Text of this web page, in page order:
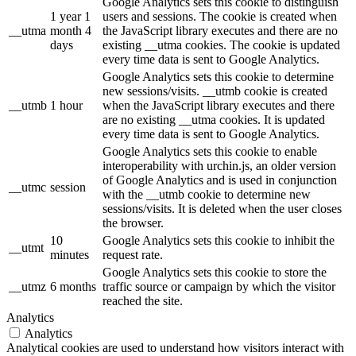
__utma
1 year 1
month 4
days
users and sessions. The cookie is created when
the JavaScript library executes and there are no
existing __utma cookies. The cookie is updated
every time data is sent to Google Analytics.
__utmb 1 hour
Google Analytics sets this cookie to determine
new sessions/visits. __utmb cookie is created
when the JavaScript library executes and there
are no existing __utma cookies. It is updated
every time data is sent to Google Analytics.
__utmc session
Google Analytics sets this cookie to enable
interoperability with urchin.js, an older version
of Google Analytics and is used in conjunction
with the __utmb cookie to determine new
sessions/visits. It is deleted when the user closes
the browser.
__utmt
10
minutes
Google Analytics sets this cookie to inhibit the
request rate.
__utmz 6 months
Google Analytics sets this cookie to store the
traffic source or campaign by which the visitor
reached the site.
Analytics
Analytics
Analytical cookies are used to understand how visitors interact with